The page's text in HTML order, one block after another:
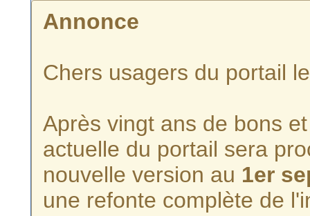
Annonce
Chers usagers du portail
Après vingt ans de bons
actuelle du portail sera
nouvelle version au 1er
une refonte complète de